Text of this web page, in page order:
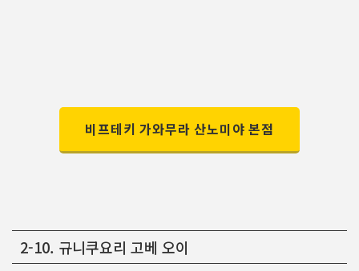
비프테키 가와무라 산노미야 본점
2-10. 규니쿠요리 고베 오이